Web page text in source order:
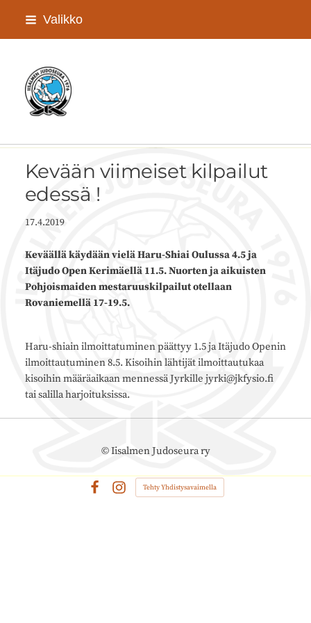
Siirry
Valikko
Iisalmen Judoseura ry
Kevään viimeiset kilpailut
edessä !
17.4.2019
Keväällä käydään vielä Haru-Shiai Oulussa 4.5 ja
Itäjudo Open Kerimäellä 11.5. Nuorten ja aikuisten
Pohjoismaiden mestaruuskilpailut otellaan
Rovaniemellä 17-19.5.
Haru-shiain ilmoittatuminen päättyy 1.5 ja Itäjudo Openin
ilmoittautuminen 8.5. Kisoihin lähtijät ilmoittautukaa
kisoihin määräaikaan mennessä Jyrkille jyrki@jkfysio.fi
tai salilla harjoituksissa.
©Iisalmen Judoseura ry
FacebookInstagram
Tehty Yhdistysavaimella